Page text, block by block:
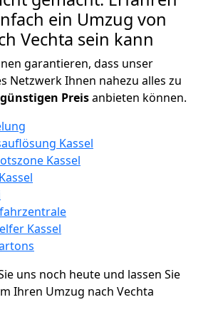
ein Umzug von
Vechta sein kann
garantieren, dass unser
Netzwerk Ihnen nahezu alles zu
Preisanbieten können.
Kassel
Kassel
Kassel
uns noch heute und lassen Sie
Ihren Umzug nach Vechta